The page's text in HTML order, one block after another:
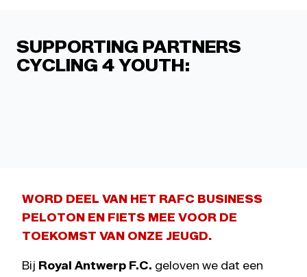
SUPPORTING PARTNERS
CYCLING 4 YOUTH:
WORD DEEL VAN HET RAFC BUSINESS
PELOTON EN FIETS MEE VOOR DE
TOEKOMST VAN ONZE JEUGD.
Bij Royal Antwerp F.C. geloven we dat een